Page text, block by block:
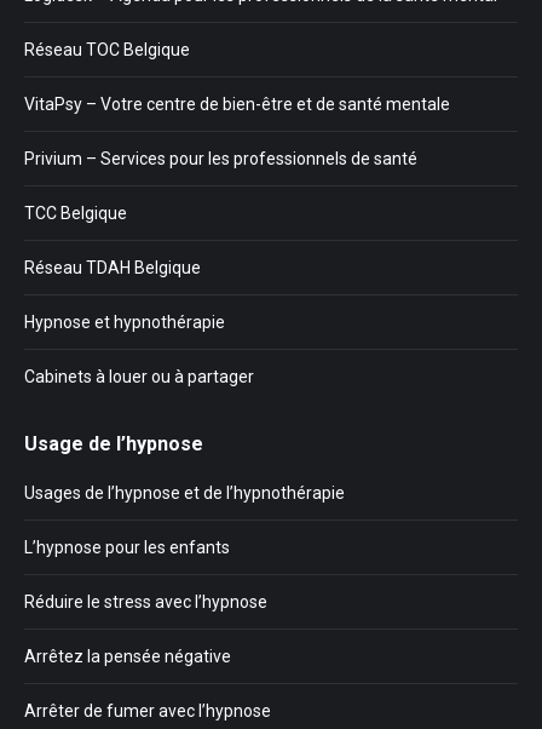
Réseau TOC Belgique
VitaPsy – Votre centre de bien-être et de santé mentale
Privium – Services pour les professionnels de santé
TCC Belgique
Réseau TDAH Belgique
Hypnose et hypnothérapie
Cabinets à louer ou à partager
Usage de l’hypnose
Usages de l’hypnose et de l’hypnothérapie
L’hypnose pour les enfants
Réduire le stress avec l’hypnose
Arrêtez la pensée négative
Arrêter de fumer avec l’hypnose